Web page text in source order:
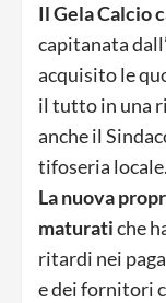
Il Gela Calcio
capitanata
acquisito le
il tutto in una
anche il
tifoseria locale.
La nuova
maturatiche
ritardi nei
e dei fornitori